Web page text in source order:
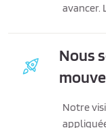
avancer.
Nous
Notre